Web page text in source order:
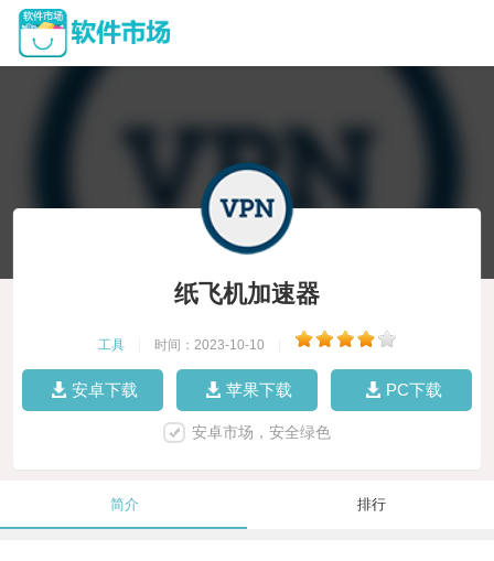
纸飞机加速器
工具 时间：2023-10-10
安卓下载 苹果下载 PC下载
安卓市场，安全绿色
简介 排行